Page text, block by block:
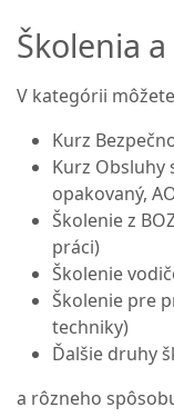
Školenia
V kategórii
Kurz
Kurz Obsluhy
opakovaný,
Školenie z
práci)
Školenie
Školenie pre
techniky)
Ďalšie druhy
a rôzneho